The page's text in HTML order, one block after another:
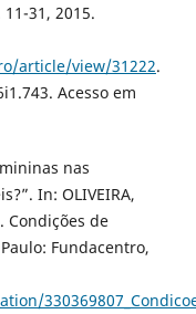
31, 2015.
article/view/31222.
Acesso em
nas
In: OLIVEIRA,
Condições de
Fundacentro,